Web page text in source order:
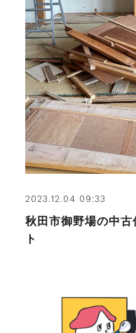
2023.12.04 09:33
秋田市御野場の中
ト